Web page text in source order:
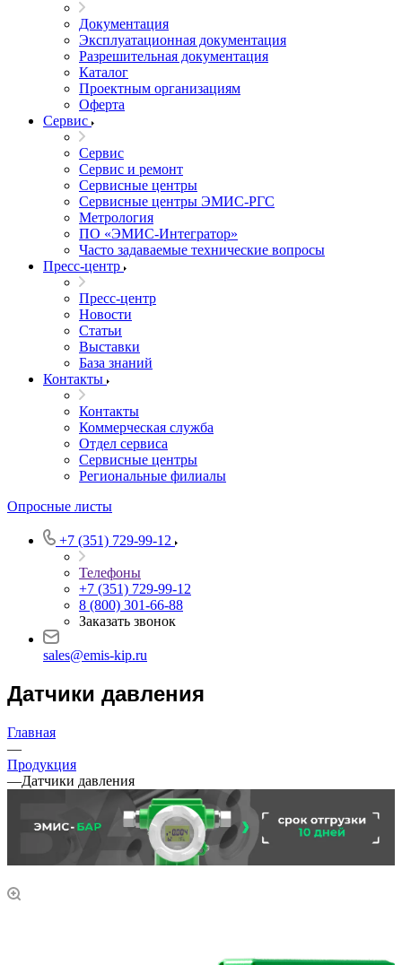
Документация
Эксплуатационная документация
Разрешительная документация
Каталог
Проектным организациям
Оферта
Сервис
Сервис
Сервис и ремонт
Сервисные центры
Сервисные центры ЭМИС-РГС
Метрология
ПО «ЭМИС-Интегратор»
Часто задаваемые технические вопросы
Пресс-центр
Пресс-центр
Новости
Статьи
Выставки
База знаний
Контакты
Контакты
Коммерческая служба
Отдел сервиса
Сервисные центры
Региональные филиалы
Опросные листы
+7 (351) 729-99-12
Телефоны
+7 (351) 729-99-12
8 (800) 301-66-88
Заказать звонок
sales@emis-kip.ru
Датчики давления
Главная
—
Продукция
—Датчики давления